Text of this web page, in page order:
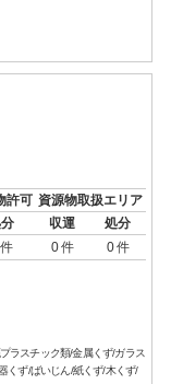
許可 資源物取扱エリア
収運
処分
0 件 0 件
ラスチック類/金属くず/ガラス
くず/ばいじん/紙くず/木くず/